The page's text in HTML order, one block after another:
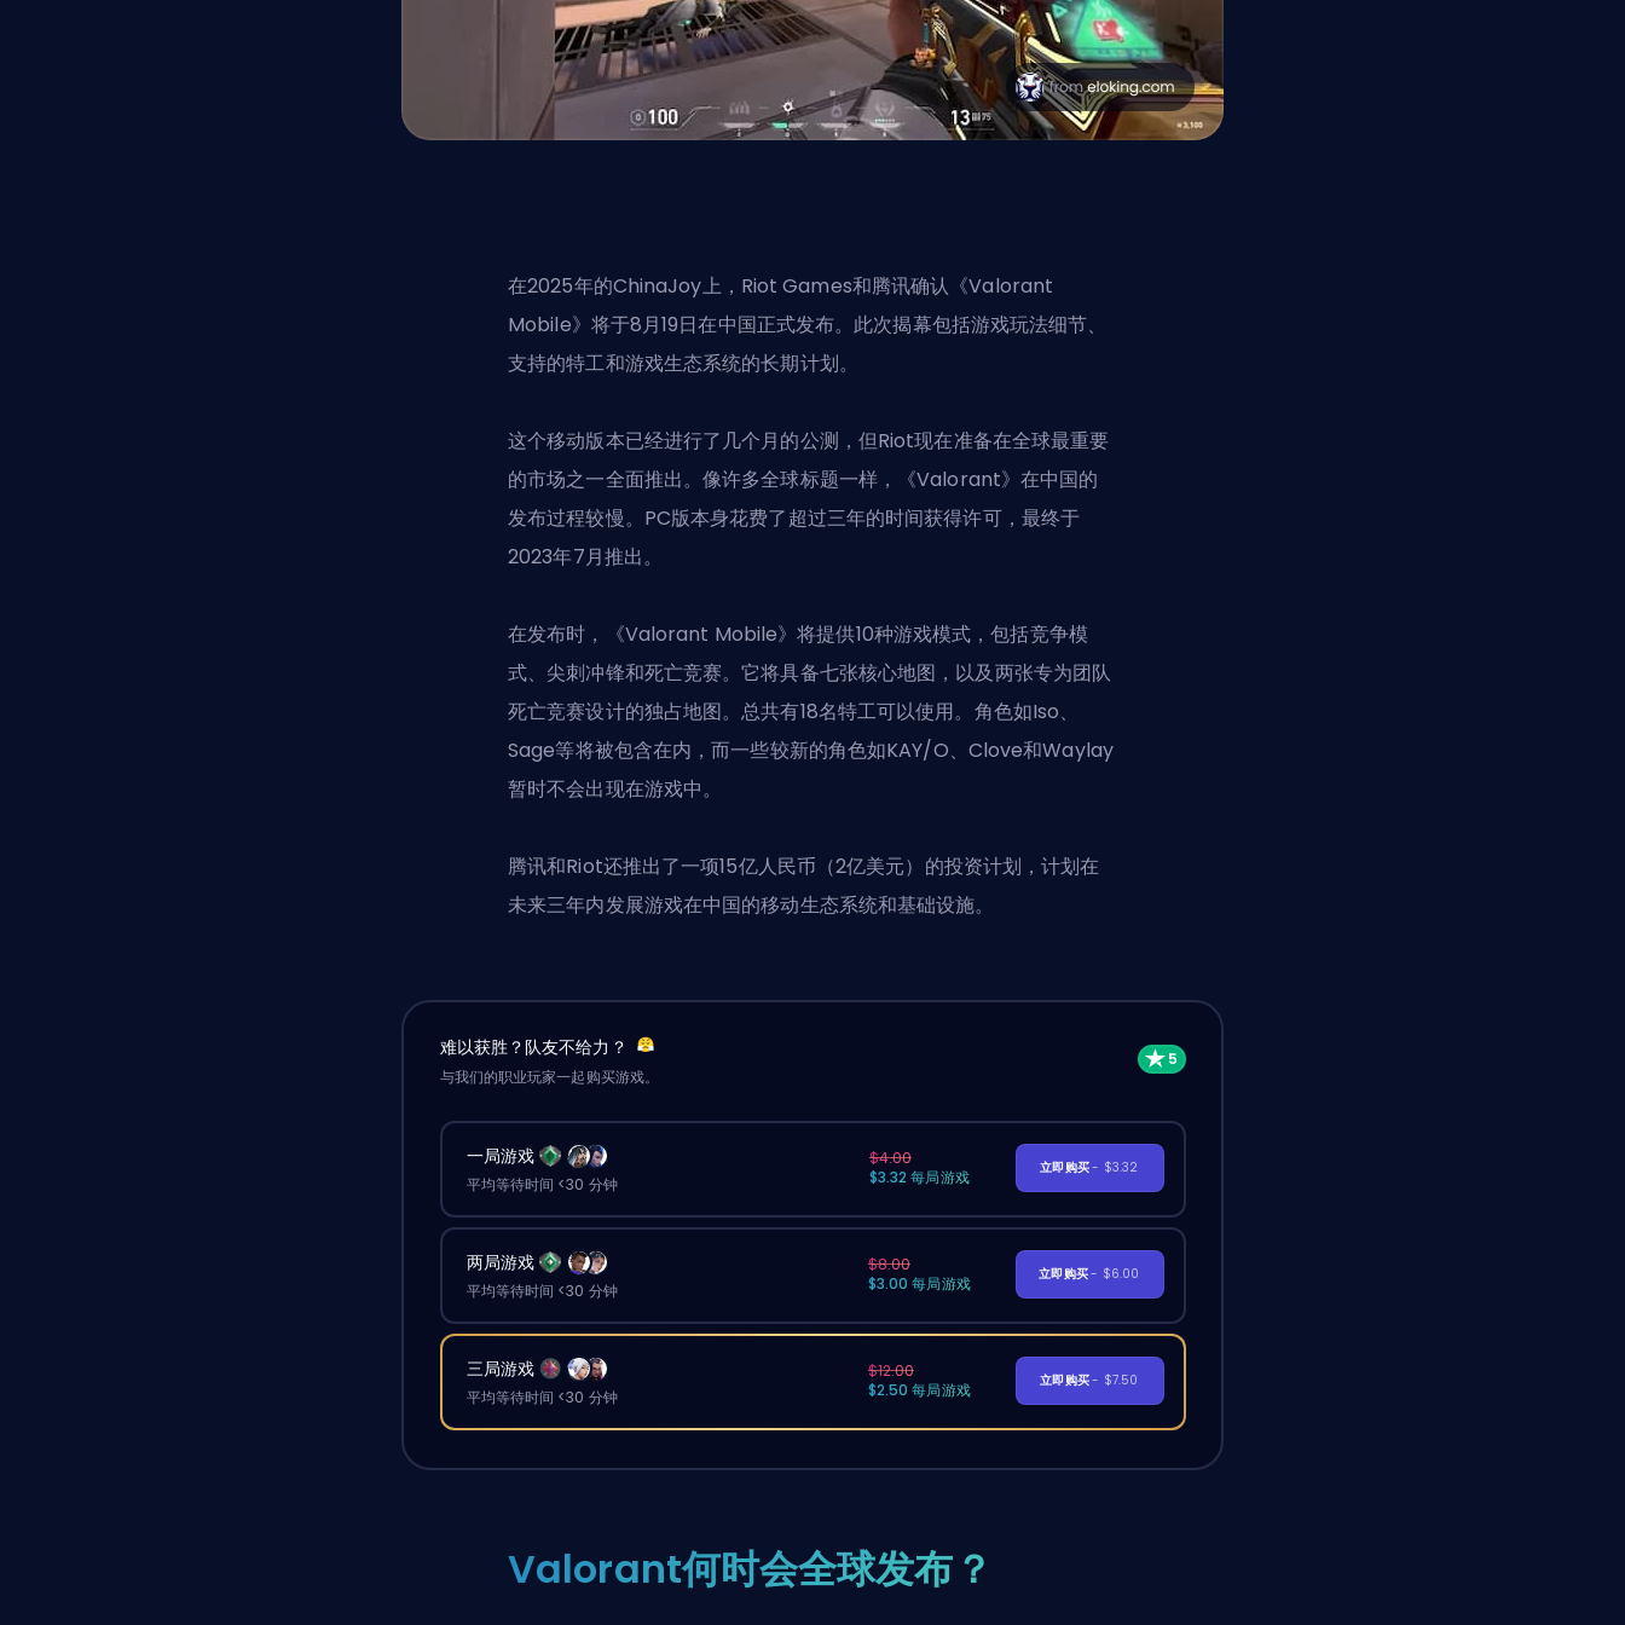
在2025年的ChinaJoy上，Riot Games和腾讯确认《Valorant
Mobile》将于8月19日在中国正式发布。此次揭幕包括游戏玩法细节、
支持的特工和游戏生态系统的长期计划。
这个移动版本已经进行了几个月的公测，但Riot现在准备在全球最重要
的市场之一全面推出。像许多全球标题一样，《Valorant》在中国的
发布过程较慢。PC版本身花费了超过三年的时间获得许可，最终于
2023年7月推出。
在发布时，《Valorant Mobile》将提供10种游戏模式，包括竞争模
式、尖刺冲锋和死亡竞赛。它将具备七张核心地图，以及两张专为团队
死亡竞赛设计的独占地图。总共有18名特工可以使用。角色如Iso、
Sage等将被包含在内，而一些较新的角色如KAY/O、 Clove和Waylay
暂时不会出现在游戏中。
腾讯和Riot还推出了一项15亿人民币（2亿美元）的投资计划，计划在
未来三年内发展游戏在中国的移动生态系统和基础设施。
难以获胜？队友不给力？
与我们的职业玩家一起购买游戏。
一局游戏
平均等待时间 <30 分钟
$4.00
$3.32 每局游戏
立即购买- $3.32
两局游戏
平均等待时间 <30 分钟
$8.00
$3.00 每局游戏
立即购买- $6.00
三局游戏
平均等待时间 <30 分钟
$12.00
$2.50 每局游戏
立即购买- $7.50
Valorant何时会全球发布？